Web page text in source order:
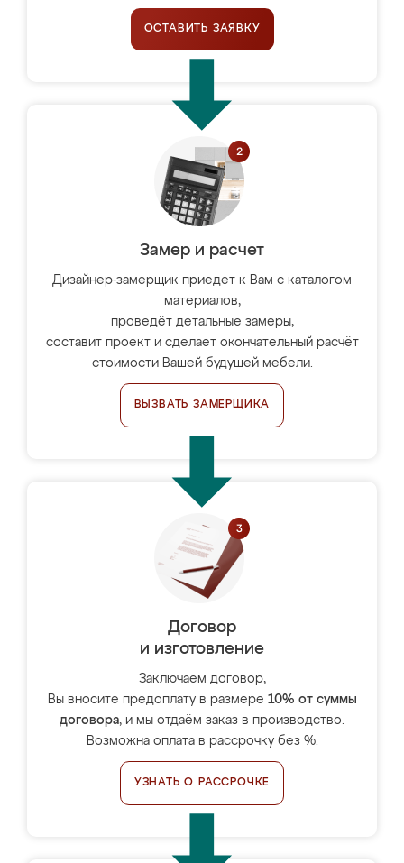
ОСТАВИТЬ ЗАЯВКУ
Замер и расчет
Дизайнер-замерщик приедет к Вам с каталогом
материалов,
проведёт детальные замеры,
составит проект и сделает окончательный расчёт
стоимости Вашей будущей мебели.
ВЫЗВАТЬ ЗАМЕРЩИКА
Договор
и изготовление
Заключаем договор,
Вы вносите предоплату в размере 10% от суммы
договора, и мы отдаём заказ в производство.
Возможна оплата в рассрочку без %.
УЗНАТЬ О РАССРОЧКЕ